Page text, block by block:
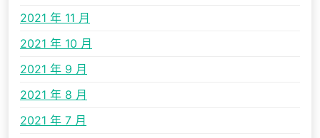
2021 年 11 月
2021 年 10 月
2021 年 9 月
2021 年 8 月
2021 年 7 月